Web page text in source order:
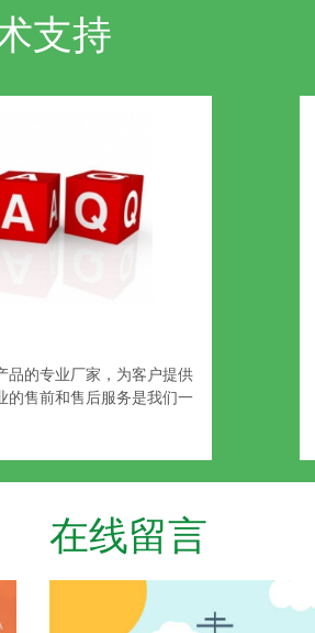
支持
品的专业厂家，为客户提供
的售前和售后服务是我们一
在线留言